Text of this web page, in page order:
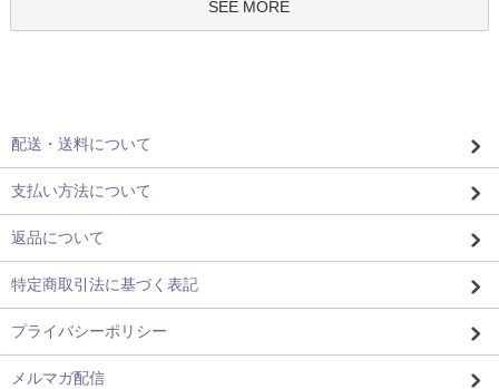
SEE MORE
配送・送料について
支払い方法について
返品について
特定商取引法に基づく表記
プライバシーポリシー
メルマガ配信